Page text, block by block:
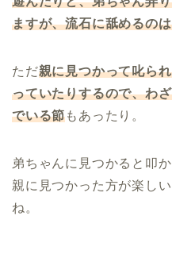
ますが、流石に舐めるの
ただ親に見つかって叱ら
っていたりするので、わ
でいる節もあったり。
弟ちゃんに見つかると叩
親に見つかった方が楽し
ね。